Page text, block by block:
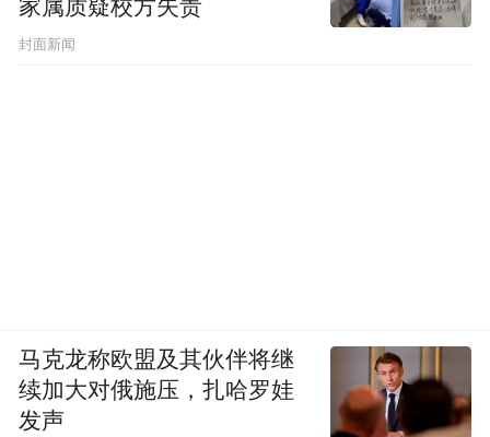
家属质疑校方失责
封面新闻
马克龙称欧盟及其伙伴将继
续加大对俄施压，扎哈罗娃
发声